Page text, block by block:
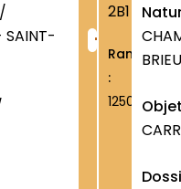
SAINT-
+
2B1
Rang
:
1250